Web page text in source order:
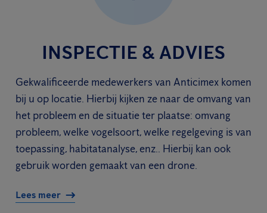
INSPECTIE & ADVIES
Gekwalificeerde medewerkers van Anticimex komen
bij u op locatie. Hierbij kijken ze naar de omvang van
het probleem en de situatie ter plaatse: omvang
probleem, welke vogelsoort, welke regelgeving is van
toepassing, habitatanalyse, enz.. Hierbij kan ook
gebruik worden gemaakt van een drone.
Lees meer